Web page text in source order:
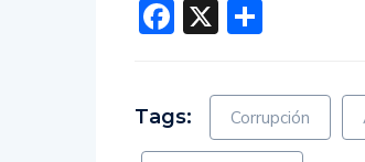
Facebook
X
Tags: Corrupción